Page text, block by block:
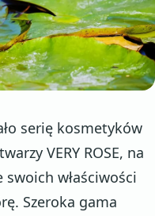
serię kosmetyków
VERY ROSE, na
swoich właściwości
Szeroka gama